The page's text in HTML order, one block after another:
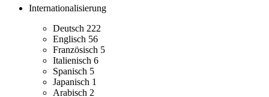
Internationalisierung
Deutsch 222
Englisch 56
Französisch 5
Italienisch 6
Spanisch 5
Japanisch 1
Arabisch 2